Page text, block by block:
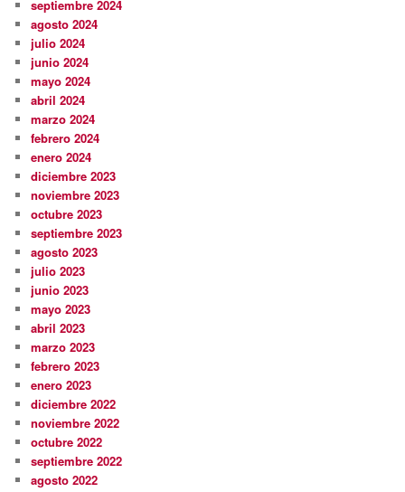
septiembre 2024
agosto 2024
julio 2024
junio 2024
mayo 2024
abril 2024
marzo 2024
febrero 2024
enero 2024
diciembre 2023
noviembre 2023
octubre 2023
septiembre 2023
agosto 2023
julio 2023
junio 2023
mayo 2023
abril 2023
marzo 2023
febrero 2023
enero 2023
diciembre 2022
noviembre 2022
octubre 2022
septiembre 2022
agosto 2022